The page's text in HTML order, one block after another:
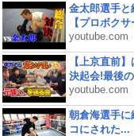
金太郎選手
【プロボク
youtube.com
【上京直前
決起会!最後
youtube.com
朝倉海選手に
コにされた...